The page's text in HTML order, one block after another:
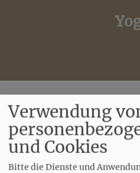
Rückenyoga: Donnerstags
den Schulferien)
Ort: Martin-Luther-Haus
Kontakt:Julia Svigir (0151/
Verwendung
und Cookies
Bitte die Dienste und